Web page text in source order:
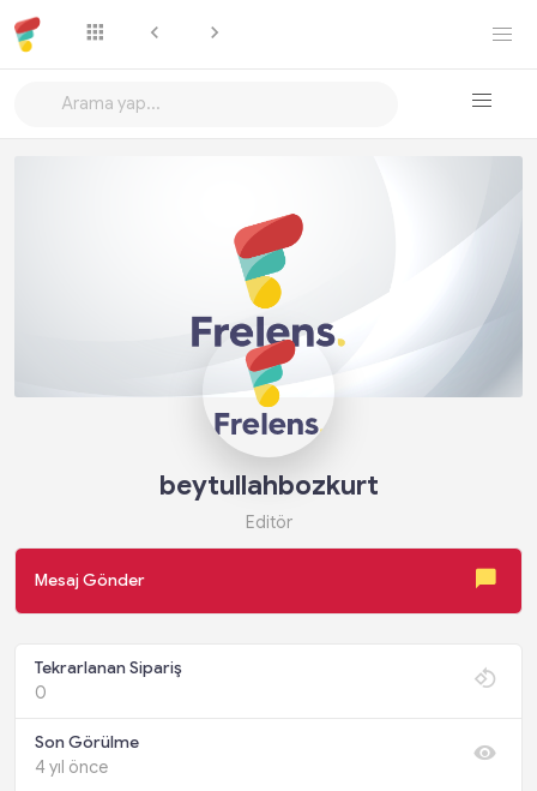
Takip Et
beytullahbozkurt
Editör
Mesaj Gönder
Tekrarlanan Sipariş
0
Son Görülme
4 yıl önce